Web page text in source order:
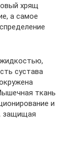
хрящ
а самое
сустава
ткань
и
защищая